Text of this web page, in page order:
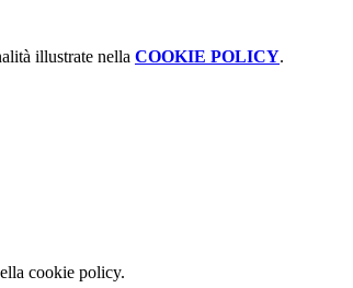
illustrate nella COOKIE POLICY.
cookie policy.